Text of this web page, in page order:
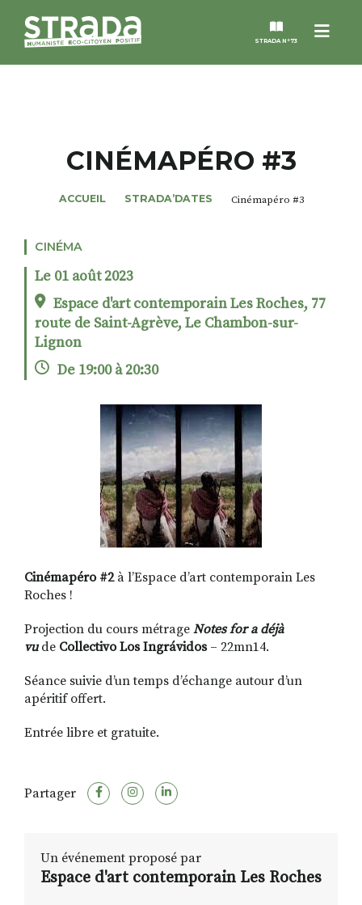
Menu
STRADA N°73
MAGAZINES
NOS THÈMES
STRADA’DATES
ROSÉE DE MAI
RECHERCHER
S'ABONNER
S'INSCRIRE À LA NEWSLETTER
FACEBOOKINSTAGRAM
LINKEDINYOUTUBE
CINÉMAPÉRO #3
ACCUEIL STRADA’DATES Cinémapéro #3
CINÉMA
Le 01 août 2023
Espace d'art contemporain Les Roches, 77
route de Saint-Agrève, Le Chambon-sur-
Lignon
De 19:00 à 20:30
Cinémapéro #2à l’Espace d’art contemporain Les
Roches !
Projection du cours métrage Notes for a déjà
vude Collectivo Los Ingrávidos– 22mn14.
Séance suivie d’un temps d’échange autour d’un
apéritif offert.
Entrée libre et gratuite.
Partager
Un événement proposé par
Espace d'art contemporain Les Roches